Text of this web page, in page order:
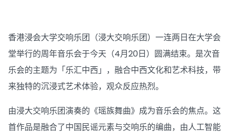
香港浸会大学交响乐团（浸大交响乐团）一连两日在大学会
堂举行的周年音乐会于今天（4月20日）圆满结束。是次音
乐会的主题为「乐汇中西」，融合中西文化和艺术科技，带
来独特的沉浸式艺术体验，观众反应热烈。
由浸大交响乐团演奏的《瑶族舞曲》成为音乐会的焦点。这
首作品是融合了中国民谣元素与交响乐的编曲，由人工智能